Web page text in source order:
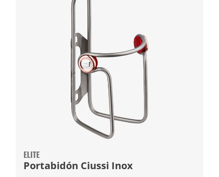
ELITE
Portabidón Ciussi Inox